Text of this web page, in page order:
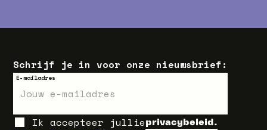
Schrijf je in voor onze nieuwsbrief:
E-mailadres
Ik accepteer jullieprivacybeleid.